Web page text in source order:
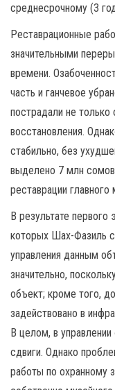
среднесрочному (3
Реставрационные
значительными
времени.
часть и ганчевое
пострадали не только
восстановления.
стабильно, без
выделено 7 млн
реставрации
В результате первого
которых Шах-Фазиль
управления данным
значительно,
объект; кроме того,
задействовано в
В целом, в
сдвиги. Однако
работы по охранному